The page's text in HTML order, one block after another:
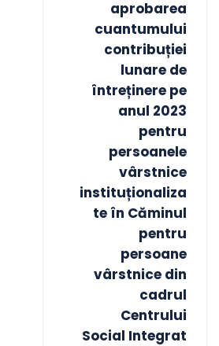
aprobarea
cuantumului
contribuției
lunare de
întreținere pe
anul 2023
pentru
persoanele
vârstnice
instituționaliza
te în Căminul
pentru
persoane
vârstnice din
cadrul
Centrului
Social Integrat